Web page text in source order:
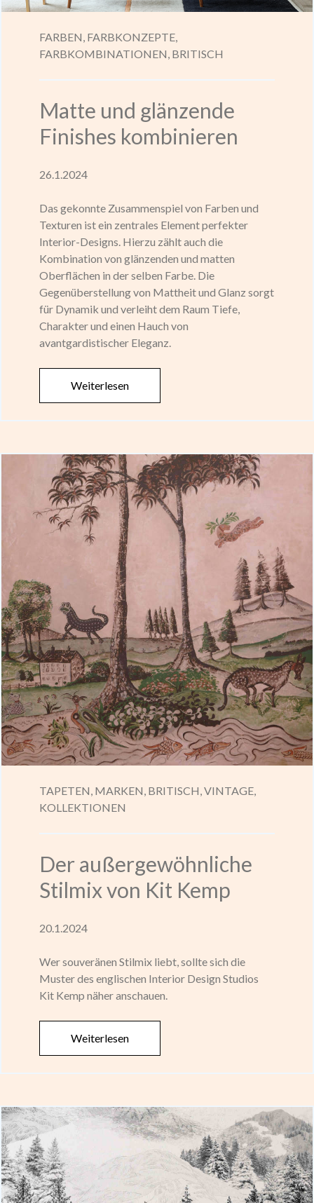
FARBEN, FARBKONZEPTE,
FARBKOMBINATIONEN, BRITISCH
Matte und glänzende
Finishes kombinieren
26.1.2024
Das gekonnte Zusammenspiel von Farben und
Texturen ist ein zentrales Element perfekter
Interior-Designs. Hierzu zählt auch die
Kombination von glänzenden und matten
Oberflächen in der selben Farbe. Die
Gegenüberstellung von Mattheit und Glanz sorgt
für Dynamik und verleiht dem Raum Tiefe,
Charakter und einen Hauch von
avantgardistischer Eleganz.
Weiterlesen
TAPETEN, MARKEN, BRITISCH,VINTAGE,
KOLLEKTIONEN
Der außergewöhnliche
Stilmix von Kit Kemp
20.1.2024
Wer souveränen Stilmix liebt, sollte sich die
Muster des englischen Interior Design Studios
Kit Kemp näher anschauen.
Weiterlesen